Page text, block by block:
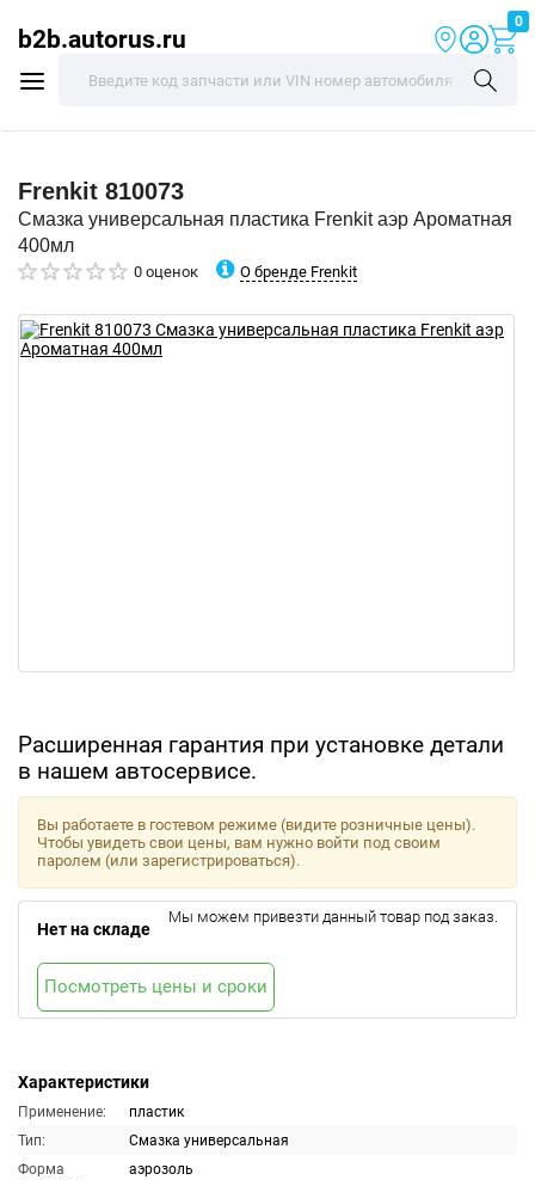
b2b.autorus.ru
0
Frenkit 810073
Смазка универсальная пластика Frenkit аэр Ароматная
400мл
0 оценок О бренде Frenkit
Расширенная гарантия при установке детали
в нашем автосервисе.
Характеристики
Применение:
пластик
Тип:
Смазка универсальная
Форма
аэрозоль
Вы работаете в гостевом режиме (видите розничные цены).
Чтобы увидеть свои цены, вам нужно войти под своим
паролем (или зарегистрироваться).
Нет на складе
Мы можем привезти данный товар под заказ.
Посмотреть цены и сроки